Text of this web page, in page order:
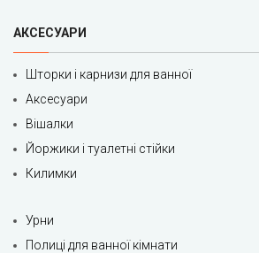
АКСЕСУАРИ
Шторки і карнизи для ванної
Аксесуари
Вішалки
Йоржики і туалетні стійки
Килимки
Урни
Полиці для ванної кімнати